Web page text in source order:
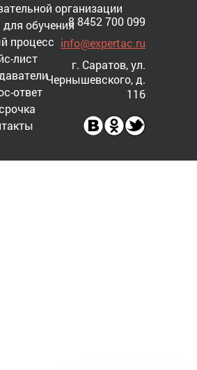
организации
обучения
процесс
лист
ответ
8 8452 700 099
info@expertac.ru
г. Саратов, ул.
Чернышевского, д.
116